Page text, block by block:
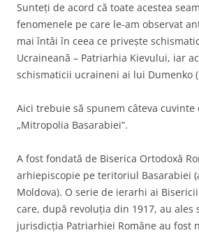
Sunteți de acord că toate acestea
fenomenele pe care le-am observat
mai întâi în ceea ce privește
Ucraineană – Patriarhia Kievului, iar
schismaticii ucraineni ai lui Dumenko
Aici trebuie să spunem câteva cuvinte
„Mitropolia Basarabiei”.
A fost fondată de Biserica Ortodoxă
arhiepiscopie pe teritoriul Basarabiei
Moldova). O serie de ierarhi ai
care, după revoluția din 1917, au ales
jurisdicția Patriarhiei Române au fost